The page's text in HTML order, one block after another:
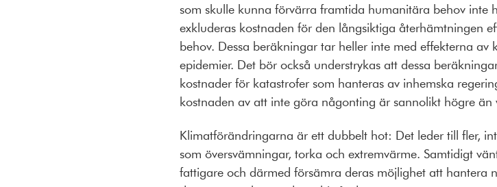
som skulle kunna förvärra framtida humanitära behov inte
exkluderas kostnaden för den långsiktiga återhämtningen
behov. Dessa beräkningar tar heller inte med effekterna
epidemier. Det bör också understrykas att dessa
kostnader för katastrofer som hanteras av inhemska
kostnaden av att inte göra någonting är sannolikt högre än
Klimatförändringarna är ett dubbelt hot: Det leder till fler,
som översvämningar, torka och extremvärme. Samtidigt
fattigare och därmed försämra deras möjlighet att hantera